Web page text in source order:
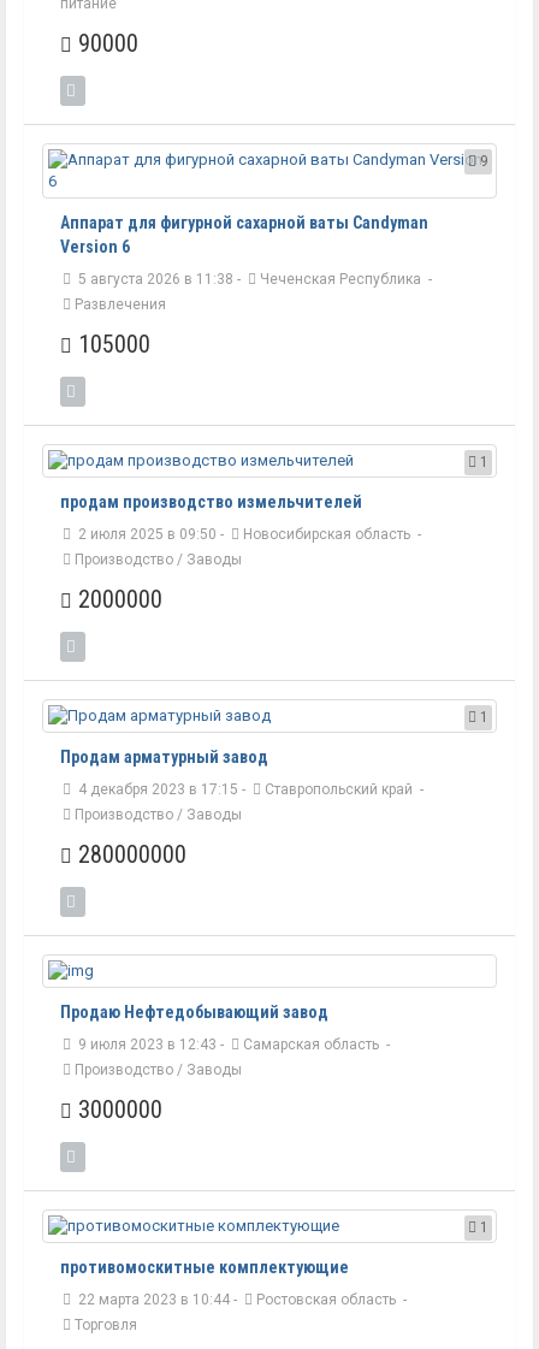
питание
90000
9
Аппарат для фигурной сахарной ваты Candyman
Version 6
5 августа 2026 в 11:38 - Чеченская Республика -
Развлечения
105000
1
продам производство измельчителей
2 июля 2025 в 09:50 - Новосибирская область -
Производство / Заводы
2000000
1
Продам арматурный завод
4 декабря 2023 в 17:15 - Ставропольский край -
Производство / Заводы
280000000
Продаю Нефтедобывающий завод
9 июля 2023 в 12:43 - Самарская область -
Производство / Заводы
3000000
1
противомоскитные комплектующие
22 марта 2023 в 10:44 - Ростовская область -
Торговля